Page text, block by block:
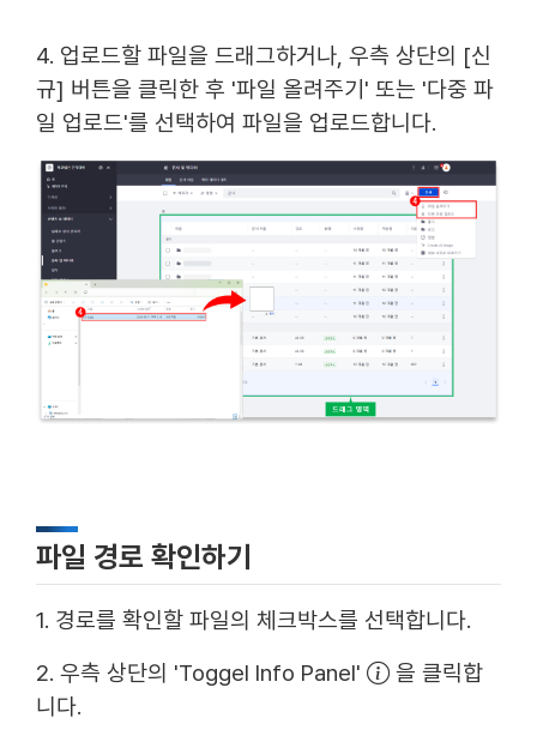
4. 업로드할 파일을 드래그하거나, 우측 상단의 [신
규] 버튼을 클릭한 후 '파일 올려주기' 또는 '다중 파
일 업로드'를 선택하여 파일을 업로드합니다.
파일 경로 확인하기
1. 경로를 확인할 파일의 체크박스를 선택합니다.
2. 우측 상단의 'Toggel Info Panel'
을 클릭합
니다.